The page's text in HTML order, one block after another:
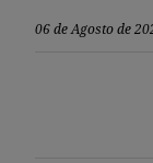
06 de Agosto de